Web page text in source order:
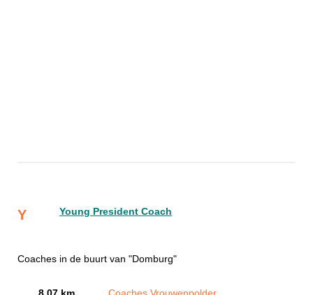
Y Young President Coach
Coaches in de buurt van "Domburg"